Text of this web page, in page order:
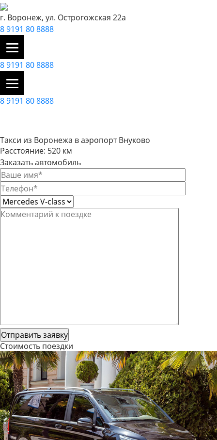
г. Воронеж, ул. Острогожская 22а
8 9191 80 8888
8 9191 80 8888
8 9191 80 8888
Такси из Воронежа в аэропорт Внуково
Расстояние: 520 км
Заказать автомобиль
Стоимость поездки